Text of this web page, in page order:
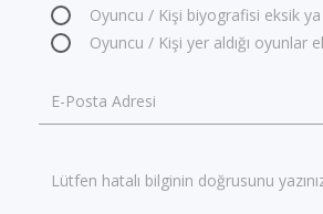
Oyuncu / Kişi biyografisi eksik ya
Oyuncu / Kişi yer aldığı oyunlar
E-Posta Adresi
Lütfen hatalı bilginin doğrusunu